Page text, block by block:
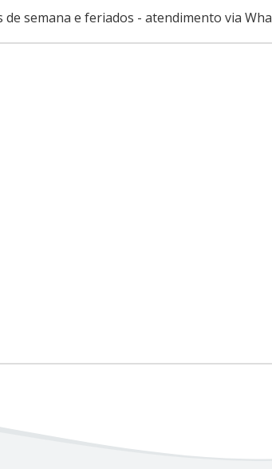
de semana e feriados - atendimento via